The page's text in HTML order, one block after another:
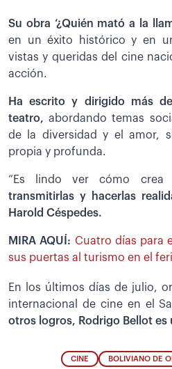
Su obra ‘¿Quién mató a la
en un éxito histórico y en
vistas y queridas del cine
acción.
Ha escrito y dirigido más
teatro, abordando temas
de la diversidad y el amor,
propia y profunda.
“Es lindo ver cómo crea
transmitirlas y hacerlas
Harold Céspedes.
MIRA AQUÍ: Cuatro días para
sus puertas al turismo en el
En los últimos días de julio,
internacional de cine en el
otros logros, Rodrigo Bellot es
CINE BOLIVIANO DE